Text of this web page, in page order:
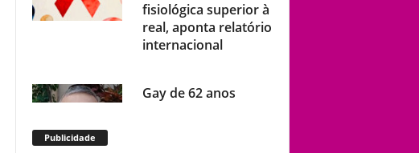
fisiológica superior à
real, aponta relatório
internacional
Gay de 62 anos
Publicidade